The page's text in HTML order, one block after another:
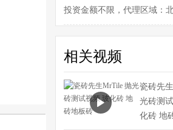
投资金额不限，代理区域：
李先生
您好，我想加盟铝合金门窗！
相关视频

瓷砖先
光砖测
化砖 地